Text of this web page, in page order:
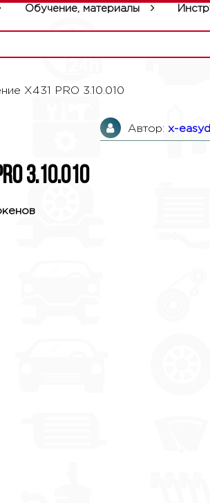
Обучение, материалы
X431 PRO 3.10.010
Автор: x-
3.10.010